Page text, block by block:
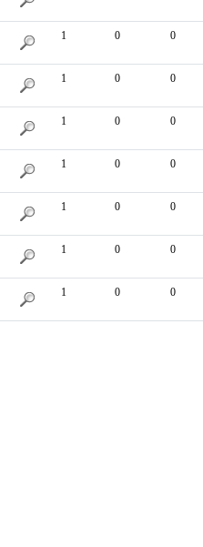
1 0 0
1 0 0
1 0 0
1 0 0
1 0 0
1 0 0
1 0 0